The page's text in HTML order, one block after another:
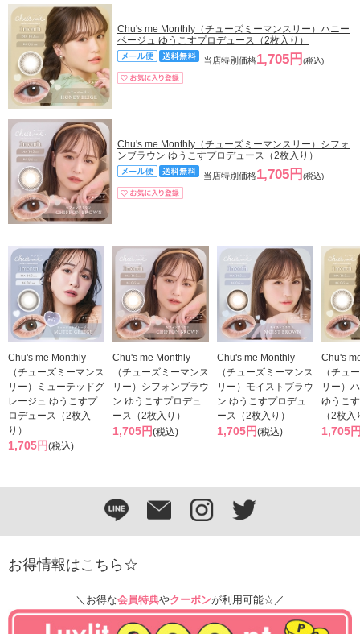
Chu's me Monthly（チューズミーマンスリー）ハニー
ベージュ ゆうこすプロデュース（2枚入り）
当店特別価格1,705円 (税込)
Chu's me Monthly（チューズミーマンスリー）シフォ
ンブラウン ゆうこすプロデュース（2枚入り）
当店特別価格1,705円 (税込)
Chu's me Monthly
（チューズミーマンス
リー）ミューテッドグ
レージュ ゆうこすプ
ロデュース（2枚入
り）
1,705円(税込)
Chu's me Monthly
（チューズミーマンス
リー）シフォンブラウ
ン ゆうこすプロデュ
ース（2枚入り）
1,705円(税込)
Chu's me Monthly
（チューズミーマンス
リー）モイストブラウ
ン ゆうこすプロデュ
ース（2枚入り）
1,705円(税込)
Chu's
（チュ
リー）
ゆうこ
（2枚入
1,705
お得情報はこちら☆
＼お得な会員特典やクーポンが利用可能☆／